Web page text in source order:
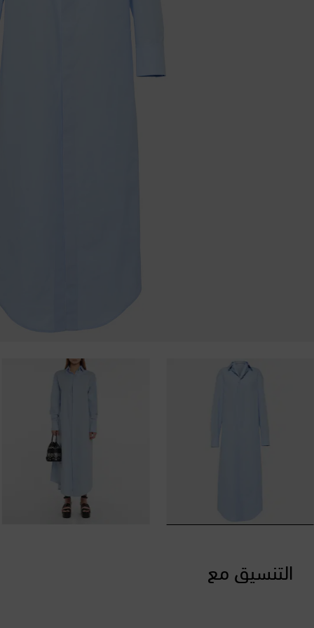
التنسيق مع